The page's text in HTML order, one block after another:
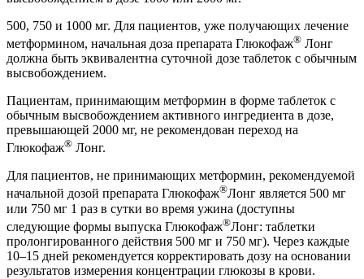
500, 750 и 1000 мг. Для пациентов, уже получающих лечение
метформином, начальная доза препарата Глюкофаж® Лонг
должна быть эквивалентна суточной дозе таблеток с обычным
высвобождением.
Пациентам, принимающим метформин в форме таблеток с
обычным высвобождением активного ингредиента в дозе,
превышающей 2000 мг, не рекомендован переход на
Глюкофаж® Лонг.
Для пациентов, не принимающих метформин, рекомендуемой
начальной дозой препарата Глюкофаж®Лонг является 500 мг
или 750 мг 1 раз в сутки во время ужина (доступны
следующие формы выпуска Глюкофаж®Лонг: таблетки
пролонгированного действия 500 мг и 750 мг). Через каждые
10–15 дней рекомендуется корректировать дозу на основании
результатов измерения концентрации глюкозы в крови.